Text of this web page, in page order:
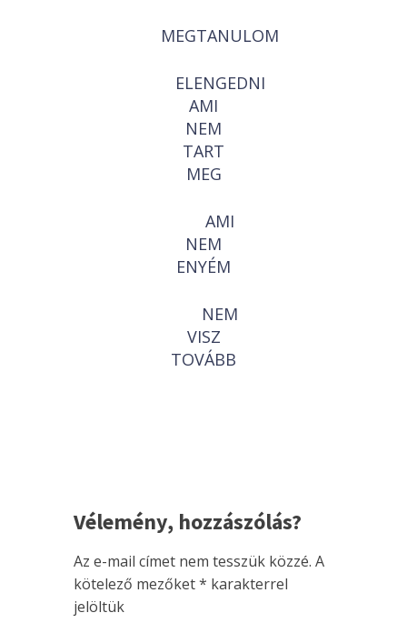
MEGTANULOM
ELENGEDNI
AMI
NEM
TART
MEG
AMI
NEM
ENYÉM
NEM
VISZ
TOVÁBB
Vélemény, hozzászólás?
Az e-mail címet nem tesszük közzé. A
kötelező mezőket* karakterrel
jelöltük